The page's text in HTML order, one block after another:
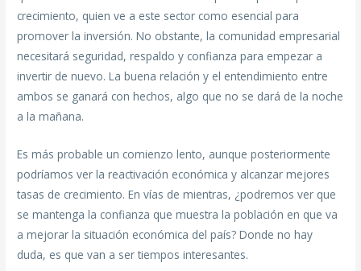
crecimiento, quien ve a este sector como esencial para
promover la inversión. No obstante, la comunidad empresarial
necesitará seguridad, respaldo y confianza para empezar a
invertir de nuevo. La buena relación y el entendimiento entre
ambos se ganará con hechos, algo que no se dará de la noche
a la mañana.
Es más probable un comienzo lento, aunque posteriormente
podríamos ver la reactivación económica y alcanzar mejores
tasas de crecimiento. En vías de mientras, ¿podremos ver que
se mantenga la confianza que muestra la población en que va
a mejorar la situación económica del país? Donde no hay
duda, es que van a ser tiempos interesantes.